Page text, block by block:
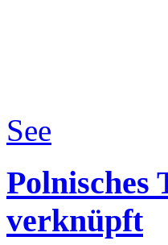
See
verknüpft